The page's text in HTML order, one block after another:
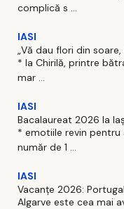
complică s ...
IASI
„Vă dau flori din soare,
* la Chirilă, printre
mar ...
IASI
Bacalaureat 2026 la
* emotiile revin pentru
număr de 1 ...
IASI
Vacanțe 2026:
Algarve este cea mai